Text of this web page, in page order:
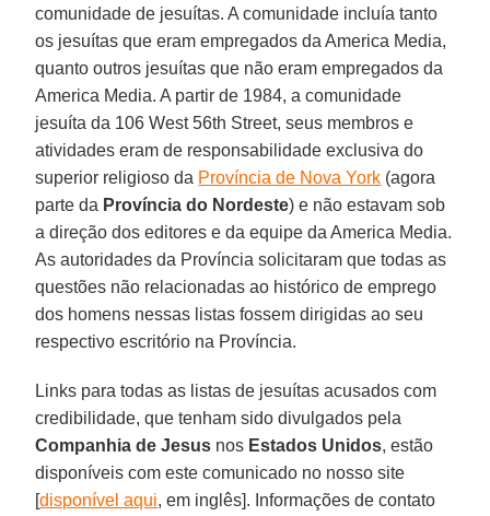
comunidade de jesuítas. A comunidade incluía tanto
os jesuítas que eram empregados da America Media,
quanto outros jesuítas que não eram empregados da
America Media. A partir de 1984, a comunidade
jesuíta da 106 West 56th Street, seus membros e
atividades eram de responsabilidade exclusiva do
superior religioso da Província de Nova York (agora
parte da Província do Nordeste) e não estavam sob
a direção dos editores e da equipe da America Media.
As autoridades da Província solicitaram que todas as
questões não relacionadas ao histórico de emprego
dos homens nessas listas fossem dirigidas ao seu
respectivo escritório na Província.
Links para todas as listas de jesuítas acusados com
credibilidade, que tenham sido divulgados pela
Companhia de Jesus nos Estados Unidos, estão
disponíveis com este comunicado no nosso site
[disponível aqui, em inglês]. Informações de contato